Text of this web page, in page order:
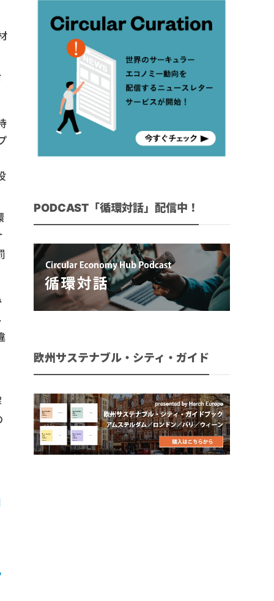
PODCAST「循環対話」配信中！
欧州サステナブル・シティ・ガイド